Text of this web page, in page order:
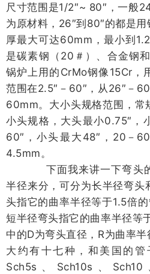
尺寸范围是1/2″~ 80″，一般
为原材料，26″到80″的都是
厚最大可达60mm，最小到
是碳素钢（20＃）、合金钢
锅炉上用的CrMo钢像15Cr，
范围在2.5″－60″，从26″－
60mm。大小头规格范围，常
小头规格，大头最小0.75″，
60″，小头最大48″，20－
4.5mm。
下面我来讲一下弯头
半径来分，可分为长半径弯头
头指它的曲率半径等于1.5倍的
短半径弯头指它的曲率半径等
中的D为弯头直径，R为曲率半
大约有十七种，和美国的管
Sch5s、Sch10s、